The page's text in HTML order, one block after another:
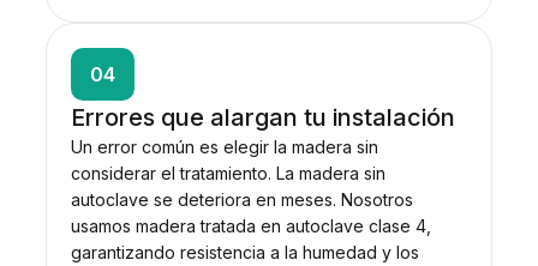
04
Errores que alargan tu instalación
Un error común es elegir la madera sin
considerar el tratamiento. La madera sin
autoclave se deteriora en meses. Nosotros
usamos madera tratada en autoclave clase 4,
garantizando resistencia a la humedad y los